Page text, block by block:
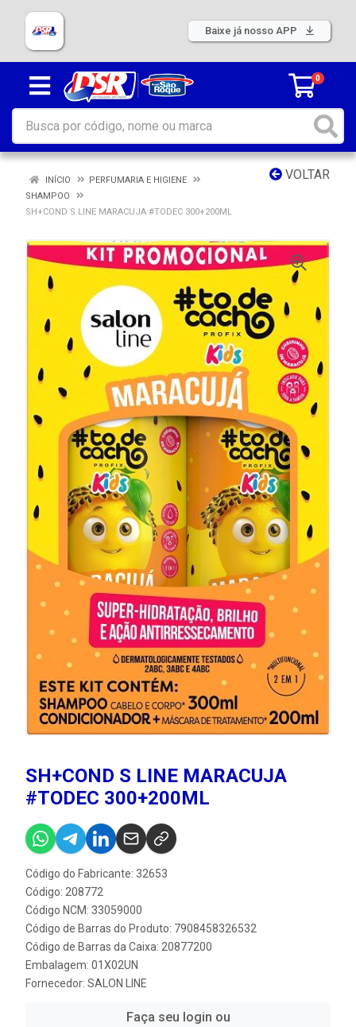
Baixe já nosso APP
0
VOLTAR
INÍCIO
PERFUMARIA E HIGIENE
SHAMPOO
SH+COND S LINE MARACUJA #TODEC 300+200ML
SH+COND S LINE MARACUJA
#TODEC 300+200ML
Código do Fabricante: 32653
Código: 208772
Código NCM: 33059000
Código de Barras do Produto: 7908458326532
Código de Barras da Caixa: 20877200
Embalagem: 01X02UN
Fornecedor: SALON LINE
Faça seu login ou